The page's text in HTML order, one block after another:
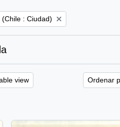
(Chile : Ciudad)
view Ordenar